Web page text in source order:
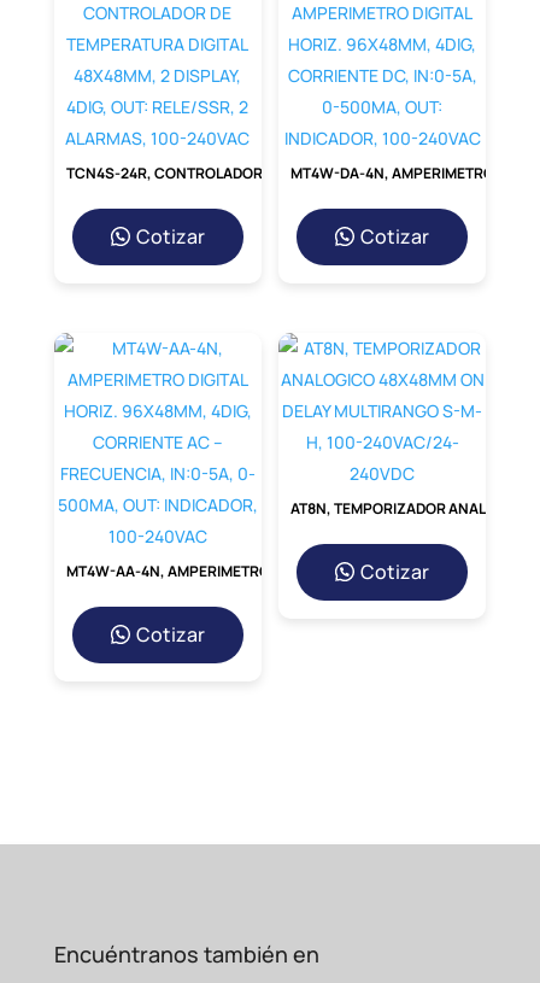
reducida, lo que contribuye a un ambiente
de trabajo másfresco y a ahorros en tus
facturas.
Aplicaciones y Usos
Ideales
La versatilidad de la S8JX-G03524C la
convierte en la elección
ideal para sectores
como la automatización industrial, el
control deprocesos, la seguridad
sistemas de iluminación LED de 24V,
proporcionando la estabilidad que estos
dispositivos críticos requieren.
Comparativa de Ventajas
Cotizar Cotizar
Cotizar
Cotizar
Encuéntranos también en